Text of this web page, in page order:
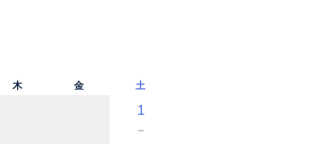
木 金 土
1
－